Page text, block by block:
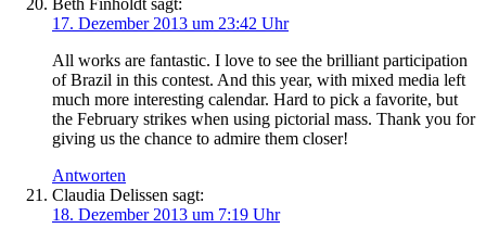
Beth Finholdt sagt:
17. Dezember 2013 um 23:42 Uhr
All works are fantastic. I love to see the brilliant participation
of Brazil in this contest. And this year, with mixed media left
much more interesting calendar. Hard to pick a favorite, but
the February strikes when using pictorial mass. Thank you for
giving us the chance to admire them closer!
Antworten
Claudia Delissen sagt:
18. Dezember 2013 um 7:19 Uhr